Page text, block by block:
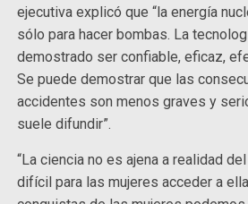
ejecutiva explicó que “la energía
sólo para hacer bombas. La
demostrado ser confiable, eficaz,
Se puede demostrar que las
accidentes son menos graves y
suele difundir”.
“La ciencia no es ajena a realidad
difícil para las mujeres acceder a